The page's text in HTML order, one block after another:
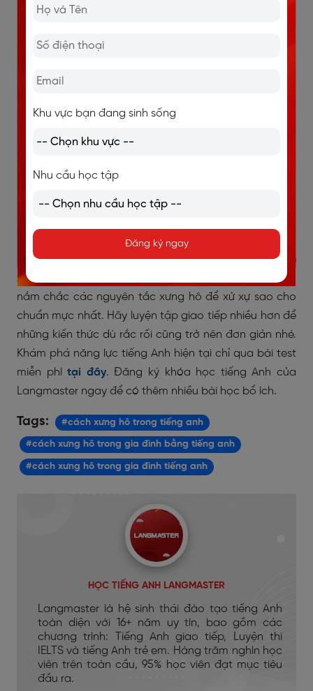
lãnh đạo Do Thái.
Ví dụ:Rabbi Smith.
Bài viết đã cung cấp cho bạn những kiến thức vềcách
xưng hô trong tiếng Anh.
Cũng như tiếng Việt, bạn cần
nắm chắc các nguyên tắc xưng hô để xử xự sao cho
chuẩn mực nhất. Hãy luyện tập giao tiếp nhiều hơn để
những kiến thức dù rắc rối cũng trở nên đơn giản nhé.
Khám phá năng lực tiếng Anh hiện tại chỉ qua bài test
miễn phítại đây. Đăng ký khóa học tiếng Anh của
Langmaster ngay để có thêm nhiều bài học bổ ích.
Tags: #cách xưng hô trong tiếng anh
#cách xưng hô trong gia đình bằng tiếng anh
#cách xưng hô trong gia đình tiếng anh
HỌC TIẾNG ANH LANGMASTER
Langmaster là hệ sinh thái đào tạo tiếng Anh
toàn diện với 16+ năm uy tín, bao gồm các
chương trình: Tiếng Anh giao tiếp, Luyện thi
IELTS và tiếng Anh trẻ em. Hàng trăm nghìn học
viên trên toàn cầu, 95% học viên đạt mục tiêu
đầu ra.
Khu vực bạn đang sinh sống
Nhu cầu học tập
Đăng ký ngay